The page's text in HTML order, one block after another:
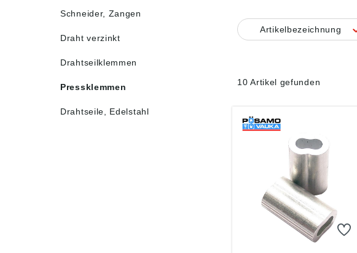
Schneider, Zangen
Draht verzinkt
Drahtseilklemmen
Pressklemmen
Drahtseile, Edelstahl
Artikelbezeichnung
10 Artikel gefunden